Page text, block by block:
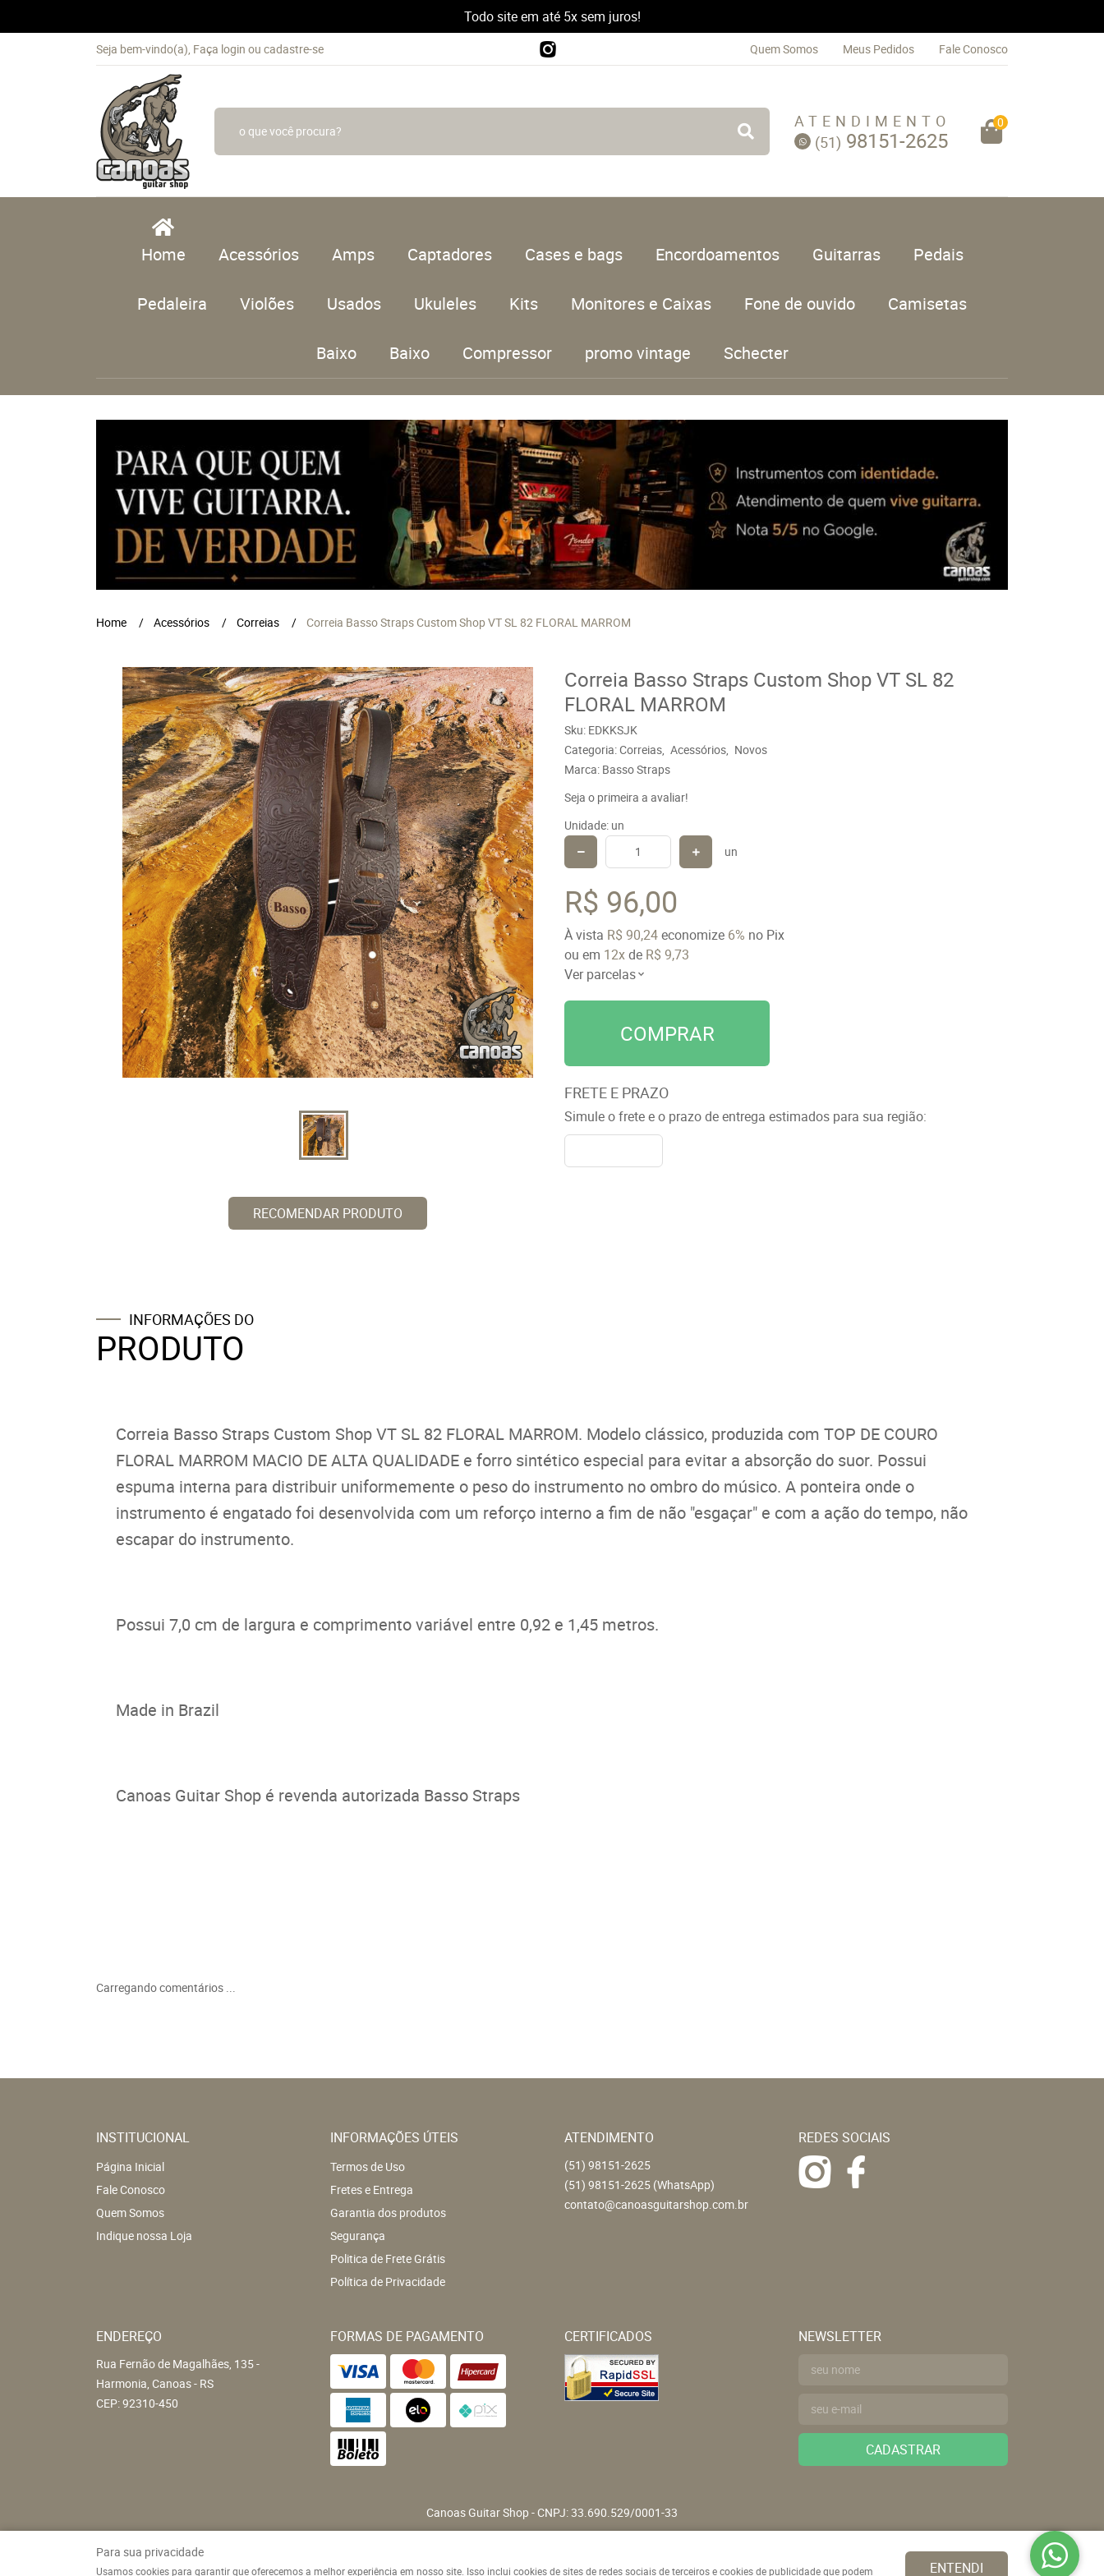
Todo site em até 5x sem juros!
Seja bem-vindo(a), Faça login ou cadastre-se Quem Somos Meus Pedidos Fale Conosco
ATENDIMENTO
(51) 98151-2625
0
Home Acessórios Amps Captadores Cases e bags Encordoamentos Guitarras Pedais
Pedaleira Violões Usados Ukuleles Kits Monitores e Caixas Fone de ouvido Camisetas
Baixo Baixo Compressor promo vintage Schecter
Home Acessórios Correias Correia Basso Straps Custom Shop VT SL 82 FLORAL MARROM
RECOMENDAR PRODUTO
Correia Basso Straps Custom Shop VT SL 82
FLORAL MARROM
Sku: EDKKSJK
Categoria:Correias Acessórios Novos
Marca: Basso Straps
Seja o primeira a avaliar!
Unidade: un
un
R$ 96,00
À vista R$ 90,24economize 6% no Pix
ou em 12xde R$ 9,73
Ver parcelas
COMPRAR
FRETE E PRAZO
Simule o frete e o prazo de entrega estimados para sua região:
INFORMAÇÕES DO
PRODUTO
Correia Basso Straps Custom Shop VT SL 82 FLORAL MARROM. Modelo clássico, produzida com TOP DE COURO
FLORAL MARROM MACIO DE ALTA QUALIDADE e forro sintético especial para evitar a absorção do suor. Possui
espuma interna para distribuir uniformemente o peso do instrumento no ombro do músico. A ponteira onde o
instrumento é engatado foi desenvolvida com um reforço interno a fim de não "esgaçar" e com a ação do tempo, não
escapar do instrumento.
Possui 7,0 cm de largura e comprimento variável entre 0,92 e 1,45 metros.
Made in Brazil
Canoas Guitar Shop é revenda autorizada Basso Straps
Carregando comentários ...
INSTITUCIONAL
Página Inicial
Fale Conosco
Quem Somos
Indique nossa Loja
INFORMAÇÕES ÚTEIS
Termos de Uso
Fretes e Entrega
Garantia dos produtos
Segurança
Politica de Frete Grátis
Política de Privacidade
ATENDIMENTO
(51) 98151-2625
(51) 98151-2625 (WhatsApp)
contato@canoasguitarshop.com.br
REDES SOCIAIS
ENDEREÇO
Rua Fernão de Magalhães, 135-
Harmonia, Canoas- RS
CEP: 92310-450
FORMAS DE PAGAMENTO CERTIFICADOS NEWSLETTER
CADASTRAR
Canoas Guitar Shop CNPJ: 33.690.529/0001-33
Para sua privacidade
Usamos cookies para garantir que oferecemos a melhor experiência em nosso site. Isso inclui cookies de sites de redes sociais de terceiros e cookies de publicidade que podem ENTENDI